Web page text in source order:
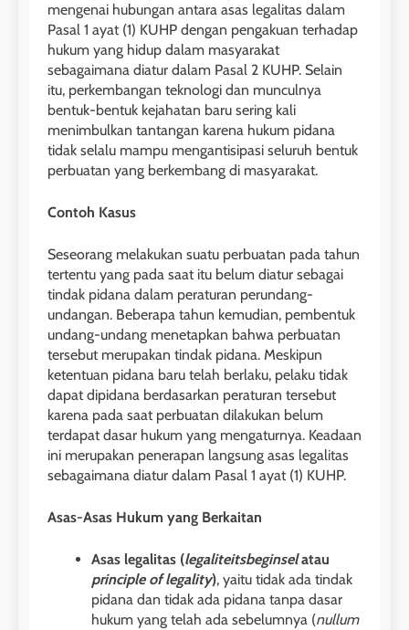
mengenai hubungan antara asas legalitas dalam
Pasal 1 ayat (1) KUHP dengan pengakuan terhadap
hukum yang hidup dalam masyarakat
sebagaimana diatur dalam Pasal 2 KUHP. Selain
itu, perkembangan teknologi dan munculnya
bentuk-bentuk kejahatan baru sering kali
menimbulkan tantangan karena hukum pidana
tidak selalu mampu mengantisipasi seluruh bentuk
perbuatan yang berkembang di masyarakat.
Contoh Kasus
Seseorang melakukan suatu perbuatan pada tahun
tertentu yang pada saat itu belum diatur sebagai
tindak pidana dalam peraturan perundang-
undangan. Beberapa tahun kemudian, pembentuk
undang-undang menetapkan bahwa perbuatan
tersebut merupakan tindak pidana. Meskipun
ketentuan pidana baru telah berlaku, pelaku tidak
dapat dipidana berdasarkan peraturan tersebut
karena pada saat perbuatan dilakukan belum
terdapat dasar hukum yang mengaturnya. Keadaan
ini merupakan penerapan langsung asas legalitas
sebagaimana diatur dalam Pasal 1 ayat (1) KUHP.
Asas-Asas Hukum yang Berkaitan
Asas legalitas (legaliteitsbeginselatau
principle of legality), yaitu tidak ada tindak
pidana dan tidak ada pidana tanpa dasar
hukum yang telah ada sebelumnya (nullum